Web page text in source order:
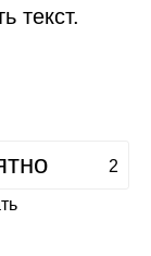
текст.
2